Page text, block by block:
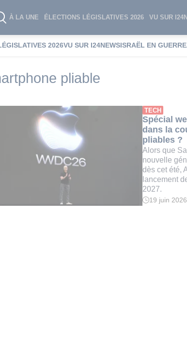
À LA UNE ÉLECTIONS LÉGISLATIVES 2026 VU SUR
2026VU SUR I24NEWSISRAËL EN GUERRE
i24NEWS Tags index smartphone pliable
pliable
TECH
Spécial
dans la
pliables ?
Alors que
nouvelle
dès cet été,
lancement
2027.
Temps
19 juin 2026